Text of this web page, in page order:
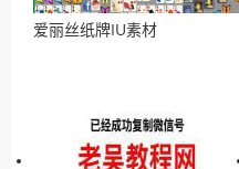
爱丽丝纸牌IU素材